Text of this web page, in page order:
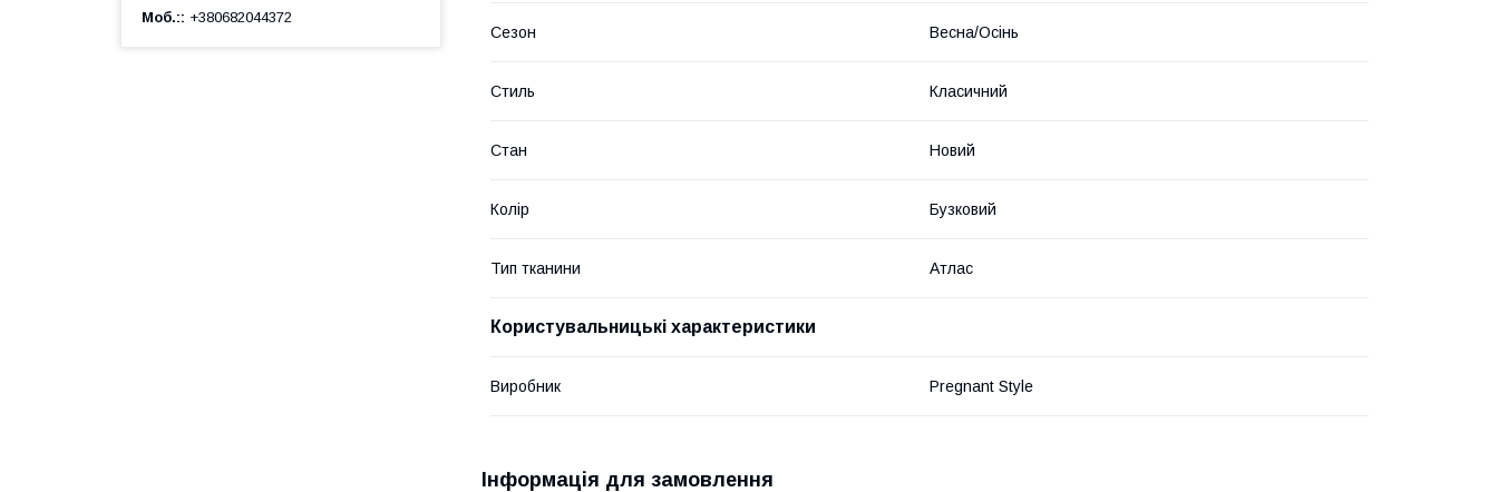
Сезон Весна/Осінь
Стиль Класичний
Стан Новий
Колір Бузковий
Тип тканини Атлас
Користувальницькі характеристики
Виробник Pregnant Style
Інформація для замовлення
Моб.: +380682044372